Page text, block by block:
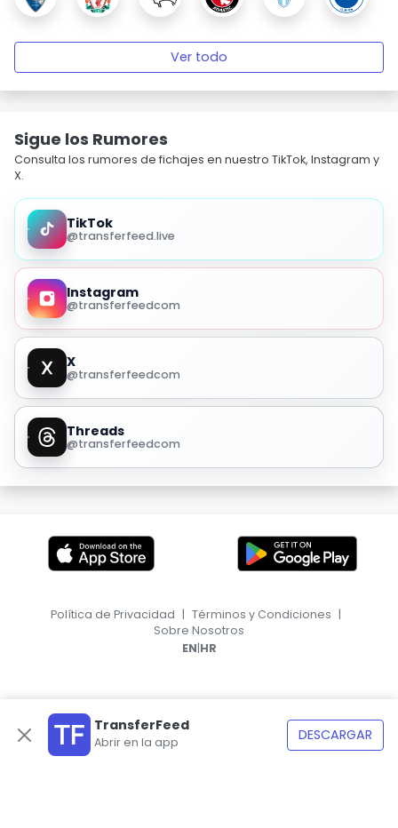
Ver todo
Sigue los Rumores
Consulta los rumores de fichajes en nuestro TikTok, Instagram y
X.
TikTok
@transferfeed.live
Instagram
@transferfeedcom
X
@transferfeedcom
Threads
@transferfeedcom
TransferFeed
Abrir en la app DESCARGAR
Política de Privacidad | Términos y Condiciones |
Sobre Nosotros
EN|HR